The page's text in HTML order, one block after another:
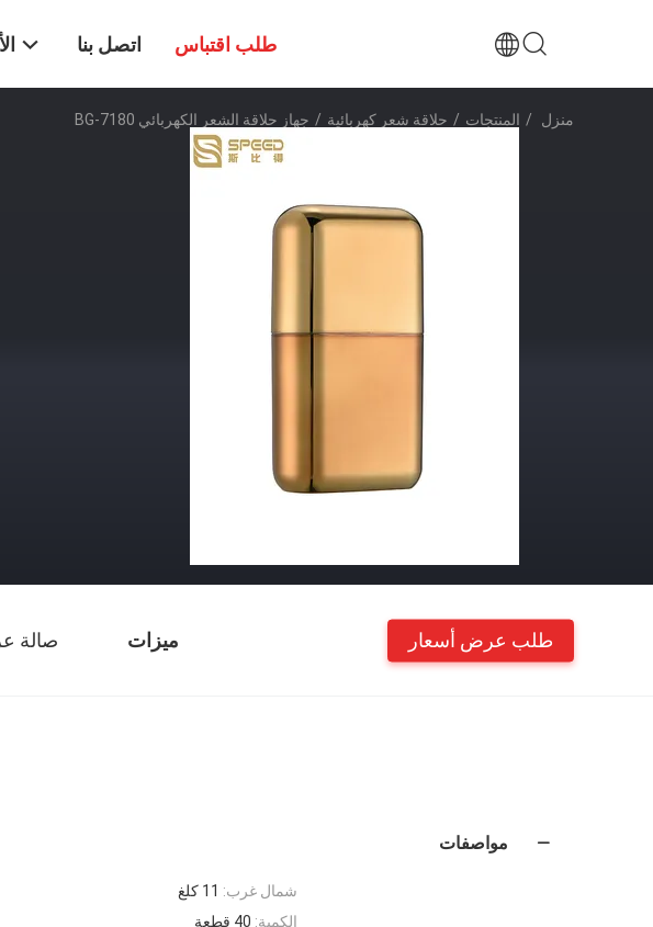
اتصل بنا طلب اقتباس
منزل / المنتجات / حلاقة شعر كهربائية / جهاز حلاقة الشعر الكهربائي BG-7180
ميزات صالة طلب عرض أسعار
مواصفات
شمال غرب: 11 كلغ
الكمية: 40 قطعة